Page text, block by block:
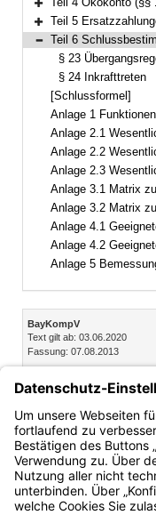
Bereich erweitern
Bereich erweitern
Teil 5
Bereich reduzieren
Teil 6
§ 23
§ 24 Inkrafttreten
[Schlussformel]
Anlage 1 Funktionen zur Beschreibung der
Anlage 2.1 Wesentliche
Anlage 2.2 Wesentliche
Anlage 2.3 Wesentliche
Anlage 3.1 Matrix zur Ermittlung des
Anlage 3.2 Matrix zur Ermittlung und
Anlage 4.1 Geeignete
Anlage 4.2 Geeignete
Anlage 5 Bemessung der
Inhalt
BayKompV
Text gilt ab: 03.06.2020
Fassung: 07.08.2013
Teil 6
§ 23
§ 24 Inkrafttreten
Bayern.de